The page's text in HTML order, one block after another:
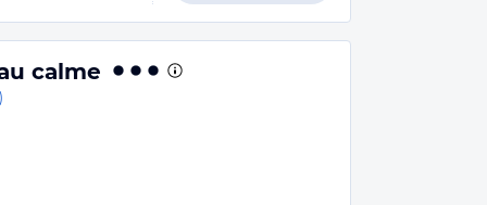
calme